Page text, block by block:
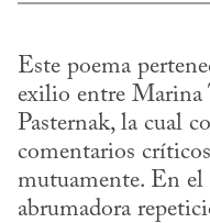
Este poema
exilio entre Marina
Pasternak, la cual
comentarios
mutuamente. En
abrumadora